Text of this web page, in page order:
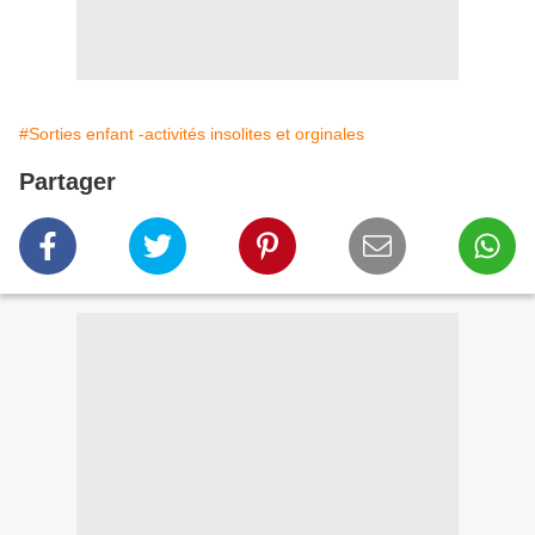
#Sorties enfant -activités insolites et orginales
Partager